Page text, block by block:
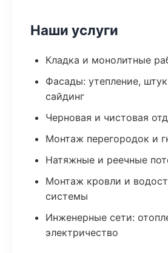
Наши услуги
Кладка и монолитные
Фасады: утепление,
сайдинг
Черновая и чистовая
Монтаж перегородок и
Натяжные и реечные
Монтаж кровли и
системы
Инженерные сети:
электричество